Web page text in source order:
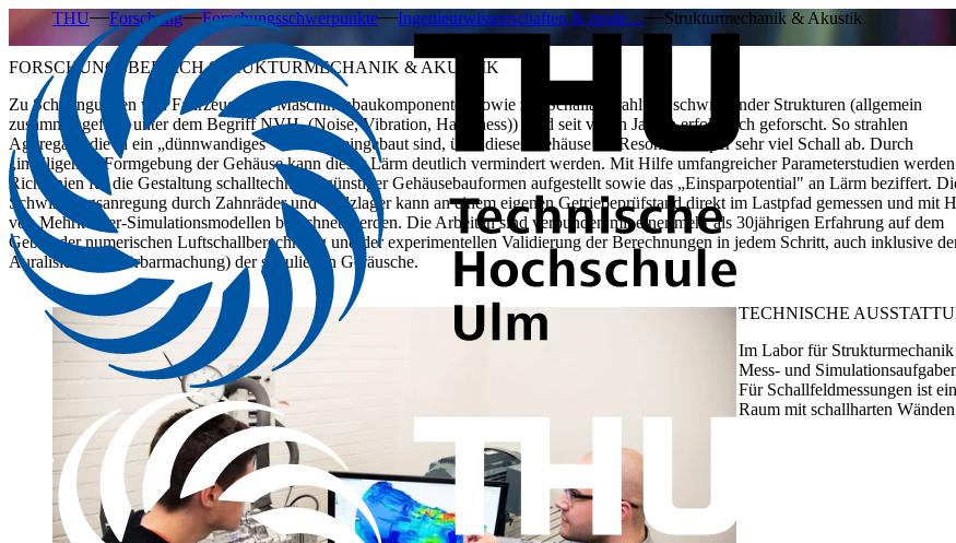
THU Forschung Forschungsschwerpunkte Ingenieurwissenschaften & mode… Strukturmechanik & Akustik
FORSCHUNGSBEREICH STRUKTURMECHANIK & AKUSTIK
Zu Schwingungen von Fahrzeug- und Maschinenbaukomponenten sowie zur Schallabstrahlung schwingender Strukturen (allgemein
zusammengefasst unter dem Begriff NVH (Noise, Vibration, Harshness)) wird seit vielen Jahren erfolgreich geforscht. So strahlen
Aggregate, die in ein „dünnwandiges" Gehäuse eingebaut sind, über dieses Gehäuse als Resonanzkörper sehr viel Schall ab. Durch
„intelligente" Formgebung der Gehäuse kann dieser Lärm deutlich vermindert werden. Mit Hilfe umfangreicher Parameterstudien werden
Richtlinien für die Gestaltung schalltechnisch günstiger Gehäusebauformen aufgestellt sowie das „Einsparpotential" an Lärm beziffert.
Schwingungsanregung durch Zahnräder und Wälzlager kann an einem eigenen Getriebeprüfstand direkt im Lastpfad gemessen und mit
von Mehrkörper-Simulationsmodellen berechnet werden. Die Arbeiten sind verbunden mit einer mehr als 30jährigen Erfahrung auf dem
Gebiet der numerischen Luftschallberechnung und der experimentellen Validierung der Berechnungen in jedem Schritt, auch inklusive
Auralisierung (Hörbarmachung) der simulierten Geräusche.
TECHNISCHE
Im Labor für
Mess- und
Für Schallfeldmessungen ist
Raum mit schallharten